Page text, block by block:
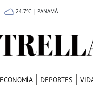
24.7°C | PANAMÁ
ECONOMÍA DEPORTES